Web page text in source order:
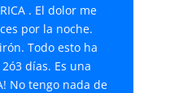
. El dolor me
por la noche.
Todo esto ha
días. Es una
No tengo nada de